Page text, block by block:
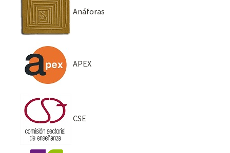
Anáforas
APEX
CSE